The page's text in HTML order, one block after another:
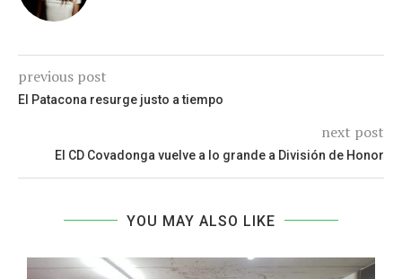
previous post
El Patacona resurge justo a tiempo
next post
El CD Covadonga vuelve a lo grande a División de Honor
YOU MAY ALSO LIKE